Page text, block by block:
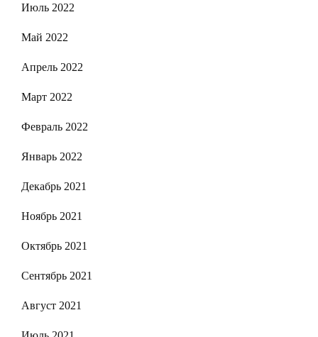
Июль 2022
Май 2022
Апрель 2022
Март 2022
Февраль 2022
Январь 2022
Декабрь 2021
Ноябрь 2021
Октябрь 2021
Сентябрь 2021
Август 2021